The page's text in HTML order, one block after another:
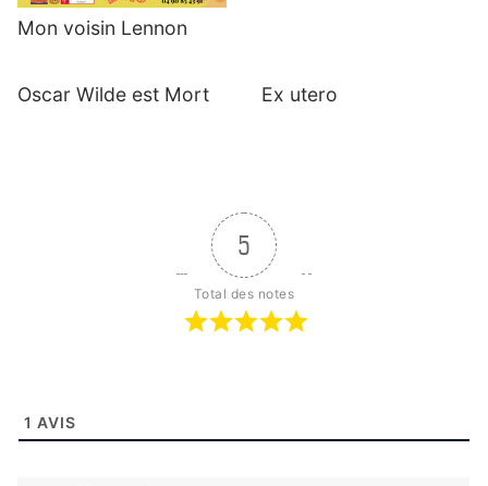
Mon voisin Lennon
Oscar Wilde est Mort Ex utero
5
Total des notes
1 AVIS